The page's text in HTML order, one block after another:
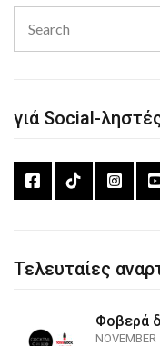
for:
γιά Social-
Τελευταίες
Φοβερά